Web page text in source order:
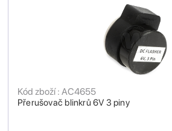
Přerušovač blinkrů 6V 3 piny
Kód zboží : AC4655